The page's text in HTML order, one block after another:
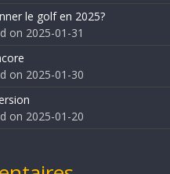
le golf en 2025?
on 2025-01-31
on 2025-01-30
on 2025-01-20